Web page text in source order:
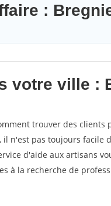
:
votre ville :
trouver des clients
n'est pas toujours facile
d'aide aux artisans
à la recherche de